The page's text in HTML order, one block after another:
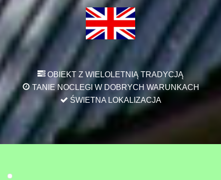
OBIEKT Z WIELOLETNIĄ TRADYCJĄ
TANIE NOCLEGI W DOBRYCH WARUNKACH
ŚWIETNA LOKALIZACJA